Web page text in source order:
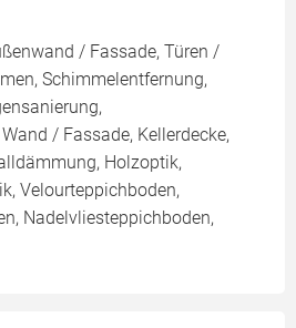
/ Fassade, Türen /
Schimmelentfernung,
/ Fassade, Kellerdecke,
Holzoptik,
Velourteppichboden,
Nadelvliesteppichboden,